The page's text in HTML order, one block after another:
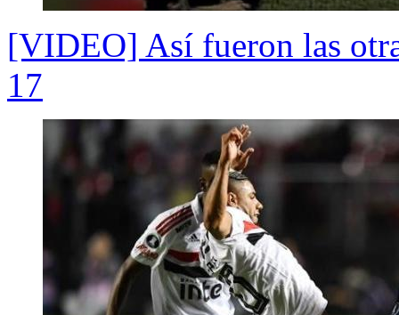
[VIDEO] Así fueron las
17